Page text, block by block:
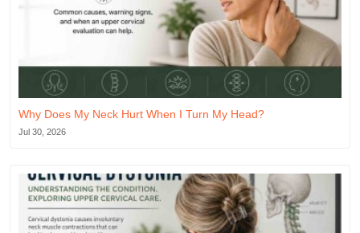
Why Does My Neck Hurt When I Turn My Head?
Jul 30, 2026